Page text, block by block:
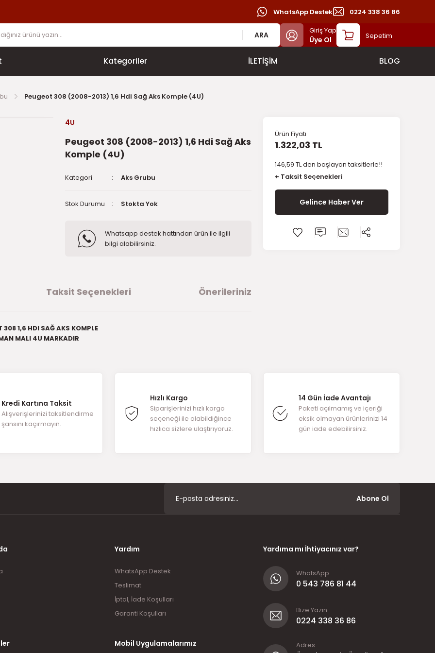
WhatsApp Destek 0224 338 36 86
ARA Giriş Yap
Üye Ol Sepetim
Kategoriler İLETİŞİM BLOG
Peugeot 308 (2008-2013) 1,6 Hdi Sağ Aks Komple (4U)
4U
Peugeot 308 (2008-2013) 1,6 Hdi Sağ Aks
Komple (4U)
Kategori Aks Grubu
Stok Durumu Stokta Yok
Whatsapp destek hattından ürün ile ilgili
bilgi alabilirsiniz.
Ürün Fiyatı
1.322,03 TL
146,59 TL den başlayan taksitlerle!!
+ Taksit Seçenekleri
Gelince Haber Ver
Taksit Seçenekleri Önerileriniz
308 1,6 HDI SAĞ AKS KOMPLE
MALI 4U MARKADIR
ilk yorumu siz yapın!
Yorum Yaz
Kredi Kartına Taksit
Alışverişlerinizi taksitlendirme
şansını kaçırmayın.
Hızlı Kargo
Siparişlerinizi hızlı kargo
seçeneği ile olabildiğince
hızlıca sizlere ulaştırıyoruz.
14 Gün İade Avantajı
Paketi açılmamış ve içeriği
eksik olmayan ürünlerinizi 14
gün iade edebilirsiniz.
Abone Ol
Yardım
WhatsApp Destek
Teslimat
İptal, İade Koşulları
Garanti Koşulları
Mobil Uygulamalarımız
Yardıma mı İhtiyacınız var?
WhatsApp
0 543 786 81 44
Bize Yazın
0224 338 36 86
Adres